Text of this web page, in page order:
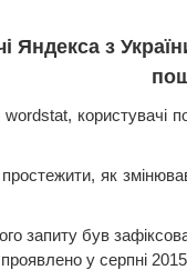
Яндекса з
користувачі
як
запиту був
у серпні